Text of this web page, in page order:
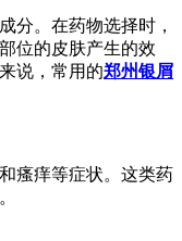
分。在药物选择时，
位的皮肤产生的效
说，常用的郑州银屑
瘙痒等症状。这类药